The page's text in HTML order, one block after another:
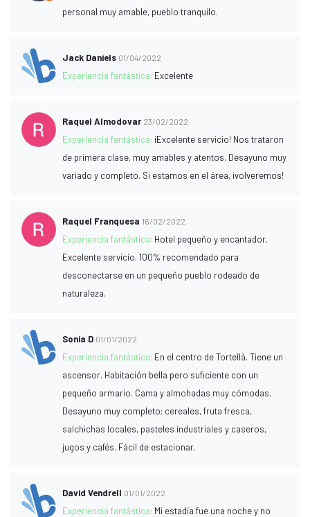
personal muy amable, pueblo tranquilo.
Jack Daniels 01/04/2022
Experiencia fantástica: Excelente
Raquel Almodovar 23/02/2022
Experiencia fantástica: ¡Excelente servicio! Nos trataron
de primera clase, muy amables y atentos. Desayuno muy
variado y completo. Si estamos en el área, ¡volveremos!
Raquel Franquesa 16/02/2022
Experiencia fantástica: Hotel pequeño y encantador.
Excelente servicio. 100% recomendado para
desconectarse en un pequeño pueblo rodeado de
naturaleza.
Sonia D 01/01/2022
Experiencia fantástica: En el centro de Tortellà. Tiene un
ascensor. Habitación bella pero suficiente con un
pequeño armario. Cama y almohadas muy cómodas.
Desayuno muy completo: cereales, fruta fresca,
salchichas locales, pasteles industriales y caseros,
jugos y cafés. Fácil de estacionar.
David Vendrell 01/01/2022
Experiencia fantástica: Mi estadía fue una noche y no